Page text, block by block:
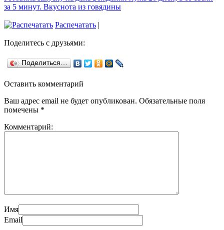
за 5 минут. Вкуснота из говядины
Распечатать |
Поделитесь с друзьями:
Поделиться…
Оставить комментарий
Ваш адрес email не будет опубликован. Обязательные поля
помечены *
Комментарий:
Имя
Email